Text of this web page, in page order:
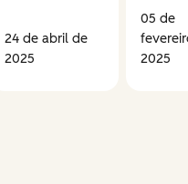
24 de abril de
2025
05 de
2025